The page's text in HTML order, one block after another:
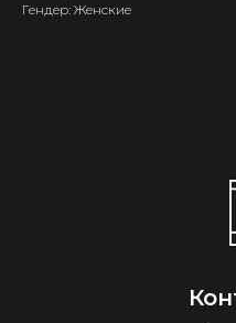
Гендер: Женские